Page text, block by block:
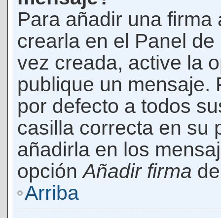
Para añadir una
crearla en el Panel
vez creada, active la
publique un mensaje.
por defecto a todos
casilla correcta en su
añadirla en los
opciónAñadir firma
Arriba